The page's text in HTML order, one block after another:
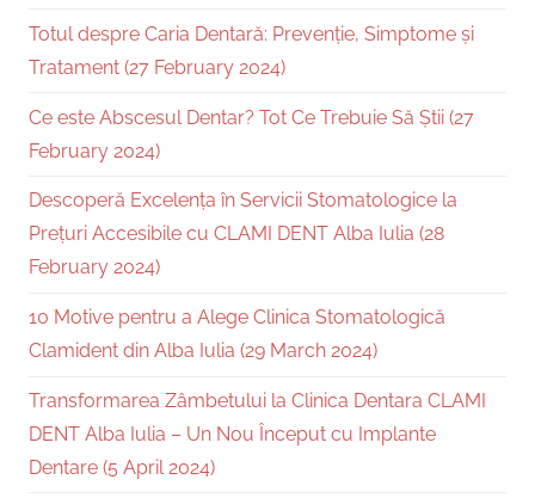
Totul despre Caria Dentară: Prevenție, Simptome și
Tratament (27 February 2024)
Ce este Abscesul Dentar? Tot Ce Trebuie Să Știi (27
February 2024)
Descoperă Excelența în Servicii Stomatologice la
Prețuri Accesibile cu CLAMI DENT Alba Iulia (28
February 2024)
10 Motive pentru a Alege Clinica Stomatologică
Clamident din Alba Iulia (29 March 2024)
Transformarea Zâmbetului la Clinica Dentara CLAMI
DENT Alba Iulia – Un Nou Început cu Implante
Dentare (5 April 2024)